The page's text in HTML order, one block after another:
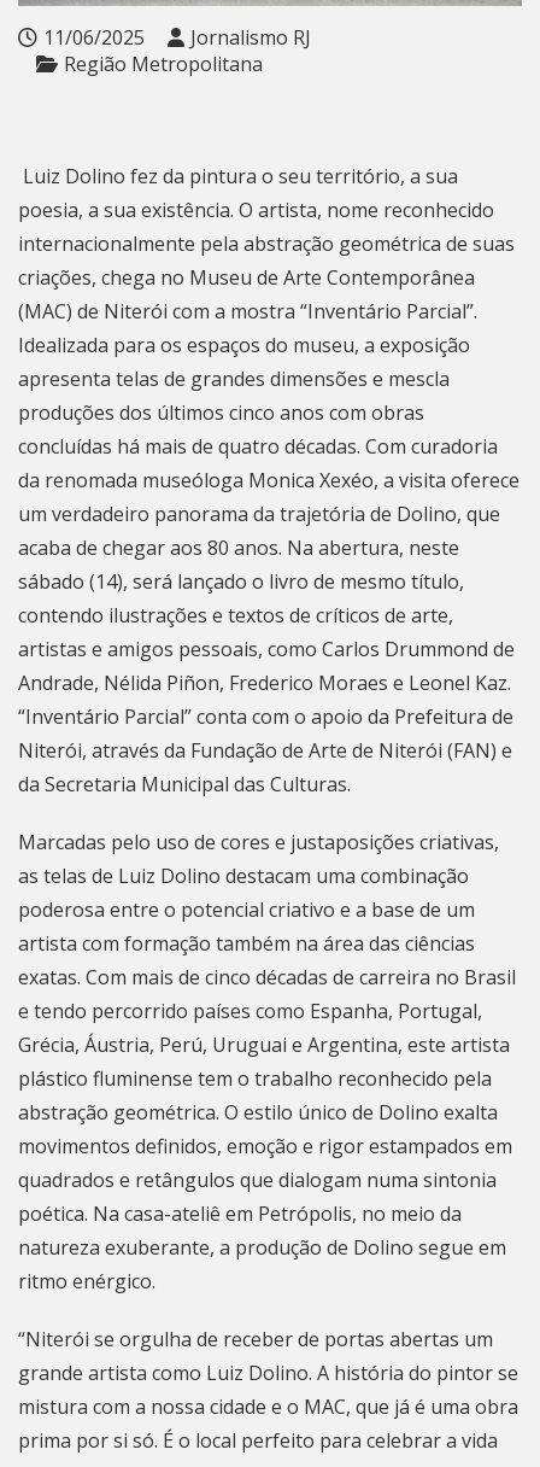
11/06/2025
Jornalismo RJ
Região Metropolitana
Luiz Dolino fez da pintura o seu território, a sua
poesia, a sua existência. O artista, nome reconhecido
internacionalmente pela abstração geométrica de suas
criações, chega no Museu de Arte Contemporânea
(MAC) de Niterói com a mostra “Inventário Parcial”.
Idealizada para os espaços do museu, a exposição
apresenta telas de grandes dimensões e mescla
produções dos últimos cinco anos com obras
concluídas há mais de quatro décadas. Com curadoria
da renomada museóloga Monica Xexéo, a visita oferece
um verdadeiro panorama da trajetória de Dolino, que
acaba de chegar aos 80 anos. Na abertura, neste
sábado (14), será lançado o livro de mesmo título,
contendo ilustrações e textos de críticos de arte,
artistas e amigos pessoais, como Carlos Drummond de
Andrade, Nélida Piñon, Frederico Moraes e Leonel Kaz.
“Inventário Parcial” conta com o apoio da Prefeitura de
Niterói, através da Fundação de Arte de Niterói (FAN) e
da Secretaria Municipal das Culturas.
Marcadas pelo uso de cores e justaposições criativas,
as telas de Luiz Dolino destacam uma combinação
poderosa entre o potencial criativo e a base de um
artista com formação também na área das ciências
exatas. Com mais de cinco décadas de carreira no Brasil
e tendo percorrido países como Espanha, Portugal,
Grécia, Áustria, Perú, Uruguai e Argentina, este artista
plástico fluminense tem o trabalho reconhecido pela
abstração geométrica. O estilo único de Dolino exalta
movimentos definidos, emoção e rigor estampados em
quadrados e retângulos que dialogam numa sintonia
poética. Na casa-ateliê em Petrópolis, no meio da
natureza exuberante, a produção de Dolino segue em
ritmo enérgico.
“Niterói se orgulha de receber de portas abertas um
grande artista como Luiz Dolino. A história do pintor se
mistura com a nossa cidade e o MAC, que já é uma obra
prima por si só. É o local perfeito para celebrar a vida